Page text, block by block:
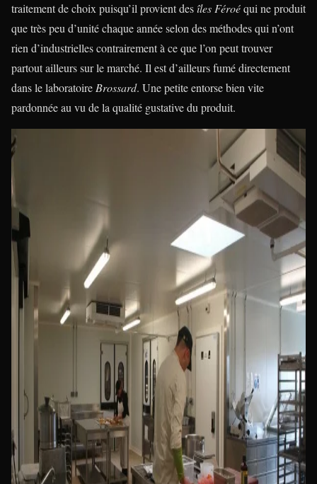
traitement de choix puisqu’il provient desîles Féroéqui ne produit
que très peu d’unité chaque année selon des méthodes qui n’ont
rien d’industrielles contrairement à ce que l’on peut trouver
partout ailleurs sur le marché. Il est d’ailleurs fumé directement
dans le laboratoireBrossard. Une petite entorse bien vite
pardonnée au vu de la qualité gustative du produit.